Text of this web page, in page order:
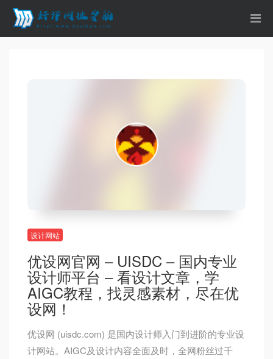
设计网站
优设网官网 – UISDC – 国内专业
设计师平台 – 看设计文章，学
AIGC教程，找灵感素材，尽在优
设网！
优设网 (uisdc.com) 是国内设计师入门到进阶的专业设
计网站。AIGC及设计内容全面及时，全网粉丝过千